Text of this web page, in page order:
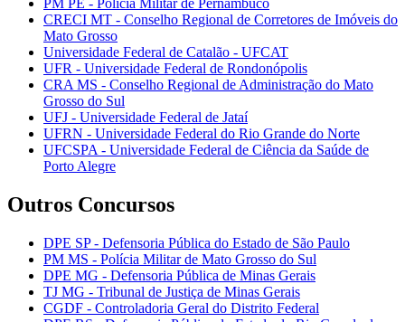
CRECI MT - Conselho Regional de Corretores de Imóveis do
Mato Grosso
Universidade Federal de Catalão - UFCAT
UFR - Universidade Federal de Rondonópolis
CRA MS - Conselho Regional de Administração do Mato
Grosso do Sul
UFJ - Universidade Federal de Jataí
UFRN - Universidade Federal do Rio Grande do Norte
UFCSPA - Universidade Federal de Ciência da Saúde de
Porto Alegre
Outros Concursos
DPE SP - Defensoria Pública do Estado de São Paulo
PM MS - Polícia Militar de Mato Grosso do Sul
DPE MG - Defensoria Pública de Minas Gerais
TJ MG - Tribunal de Justiça de Minas Gerais
CGDF - Controladoria Geral do Distrito Federal